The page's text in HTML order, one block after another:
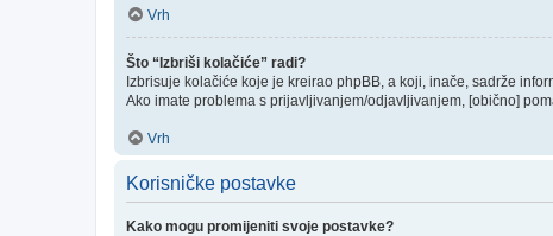
Vrh
Što “Izbriši kolačiće” radi?
Izbrisuje kolačiće koje je kreirao phpBB, a koji, inače, sadrže
Ako imate problema s prijavljivanjem/odjavljivanjem, [obično]
Vrh
Korisničke postavke
Kako mogu promijeniti svoje postavke?